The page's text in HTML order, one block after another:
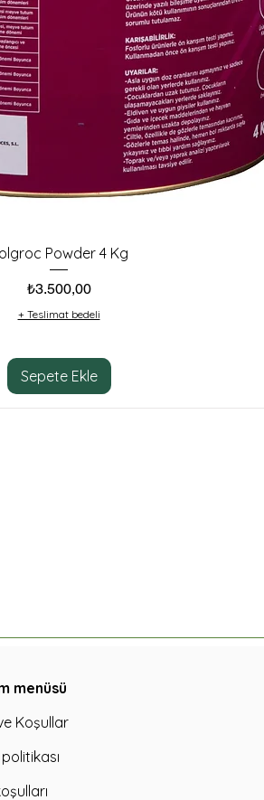
Powder 4 Kg
Fiyat
₺3.500,00
+ Teslimat bedeli
Sepete Ekle
menüsü
Koşullar